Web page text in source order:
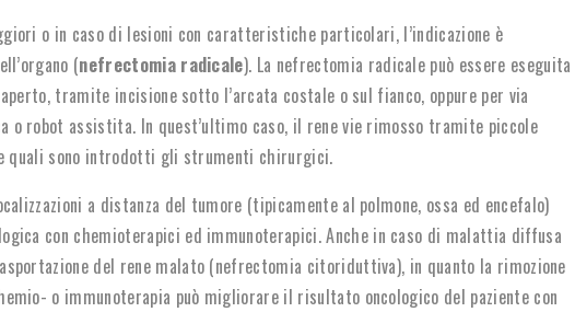
o in caso di lesioni con caratteristiche particolari, l’indicazione è
(nefrectomia radicale). La nefrectomia radicale può essere eseguita
tramite incisione sotto l’arcata costale o sul fianco, oppure per via
o robot assistita. In quest’ultimo caso, il rene vie rimosso tramite piccole
quali sono introdotti gli strumenti chirurgici.
a distanza del tumore (tipicamente al polmone, ossa ed encefalo)
con chemioterapici ed immunoterapici. Anche in caso di malattia diffusa
del rene malato (nefrectomia citoriduttiva), in quanto la rimozione
o immunoterapia può migliorare il risultato oncologico del paziente con